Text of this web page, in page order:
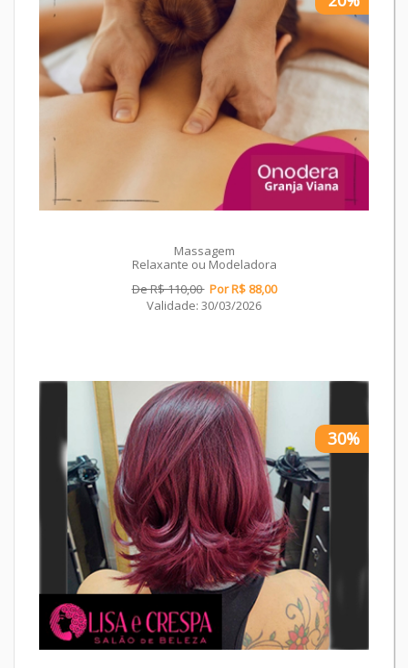
Massagem
Relaxante ou Modeladora
De R$ 110,00 Por R$ 88,00
Validade: 30/03/2026
30%